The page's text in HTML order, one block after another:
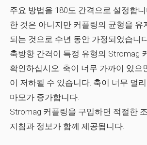
주요 방법을 180도 간격으로 설정합
한 것은 아니지만 커플링의 균형을 유
되는 것으로 수년 동안 가정되었습니
축방향 간격이 특정 유형의 Stromag
확인하십시오. 축이 너무 가까이 있으
이 저하될 수 있습니다. 축이 너무 멀
마모가 증가합니다.
Stromag 커플링을 구입하면 적절한
지침과 정보가 함께 제공됩니다.